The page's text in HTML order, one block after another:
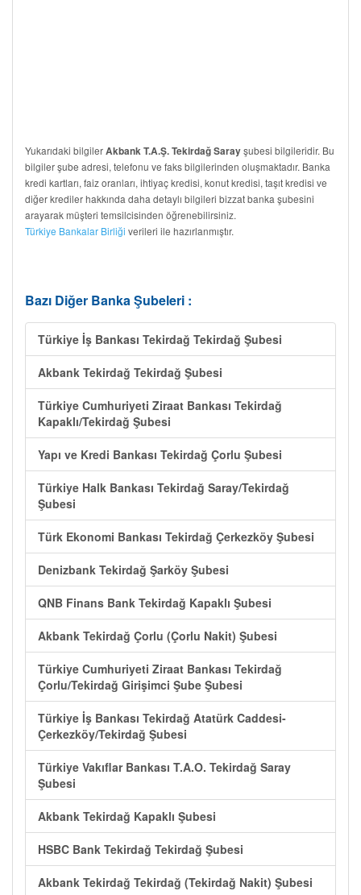
Yukarıdaki bilgilerAkbank T.A.Ş. Tekirdağ Sarayşubesi bilgileridir. Bu
bilgiler şube adresi, telefonu ve faks bilgilerinden oluşmaktadır. Banka
kredi kartları, faiz oranları, ihtiyaç kredisi, konut kredisi, taşıt kredisi ve
diğer krediler hakkında daha detaylı bilgileri bizzat banka şubesini
arayarak müşteri temsilcisinden öğrenebilirsiniz.
Türkiye Bankalar Birliği verileri ile hazırlanmıştır.
Bazı Diğer Banka Şubeleri :
Türkiye İş Bankası Tekirdağ Tekirdağ Şubesi
Akbank Tekirdağ Tekirdağ Şubesi
Türkiye Cumhuriyeti Ziraat Bankası Tekirdağ
Kapaklı/Tekirdağ Şubesi
Yapı ve Kredi Bankası Tekirdağ Çorlu Şubesi
Türkiye Halk Bankası Tekirdağ Saray/Tekirdağ
Şubesi
Türk Ekonomi Bankası Tekirdağ Çerkezköy Şubesi
Denizbank Tekirdağ Şarköy Şubesi
QNB Finans Bank Tekirdağ Kapaklı Şubesi
Akbank Tekirdağ Çorlu (Çorlu Nakit) Şubesi
Türkiye Cumhuriyeti Ziraat Bankası Tekirdağ
Çorlu/Tekirdağ Girişimci Şube Şubesi
Türkiye İş Bankası Tekirdağ Atatürk Caddesi-
Çerkezköy/Tekirdağ Şubesi
Türkiye Vakıflar Bankası T.A.O. Tekirdağ Saray
Şubesi
Akbank Tekirdağ Kapaklı Şubesi
HSBC Bank Tekirdağ Tekirdağ Şubesi
Akbank Tekirdağ Tekirdağ (Tekirdağ Nakit) Şubesi